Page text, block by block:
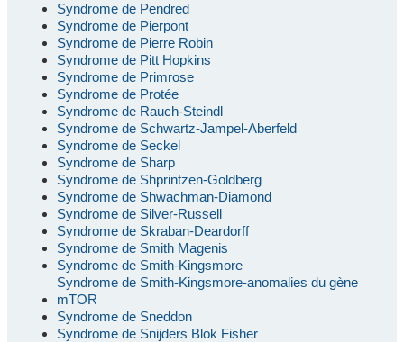
Syndrome de Pendred
Syndrome de Pierpont
Syndrome de Pierre Robin
Syndrome de Pitt Hopkins
Syndrome de Primrose
Syndrome de Protée
Syndrome de Rauch-Steindl
Syndrome de Schwartz-Jampel-Aberfeld
Syndrome de Seckel
Syndrome de Sharp
Syndrome de Shprintzen-Goldberg
Syndrome de Shwachman-Diamond
Syndrome de Silver-Russell
Syndrome de Skraban-Deardorff
Syndrome de Smith Magenis
Syndrome de Smith-Kingsmore
Syndrome de Smith-Kingsmore-anomalies du gène
mTOR
Syndrome de Sneddon
Syndrome de Snijders Blok Fisher